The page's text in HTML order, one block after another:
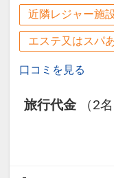
近隣レジャー施
エステ又はスパ
口コミを見る
旅行代金
（2